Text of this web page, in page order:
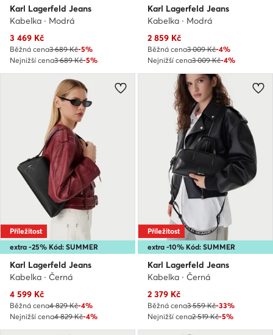
Karl Lagerfeld Jeans
Kabelka · Modrá
Aktuální cena
3 469 Kč
Běžná cena3 689 Kč-5%
Nejnižší cena3 689 Kč-5%
Karl Lagerfeld Jeans
Kabelka · Modrá
Aktuální cena
2 859 Kč
Běžná cena3 009 Kč-4%
Nejnižší cena3 009 Kč-4%
extra -25% Kód: SUMMER
Příležitost
Karl Lagerfeld Jeans
Kabelka · Černá
Aktuální cena
4 599 Kč
Běžná cena4 829 Kč-4%
Nejnižší cena4 829 Kč-4%
extra -10% Kód: SUMMER
Příležitost
Karl Lagerfeld Jeans
Kabelka · Černá
Aktuální cena
2 379 Kč
Běžná cena3 559 Kč-33%
Nejnižší cena2 519 Kč-5%